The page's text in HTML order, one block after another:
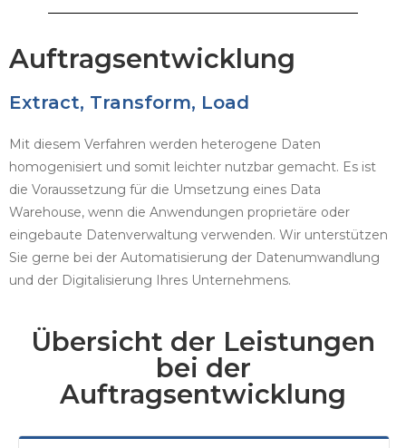
Auftragsentwicklung
Extract, Transform, Load
Mit diesem Verfahren werden heterogene Daten
homogenisiert und somit leichter nutzbar gemacht. Es ist
die Voraussetzung für die Umsetzung eines Data
Warehouse, wenn die Anwendungen proprietäre oder
eingebaute Datenverwaltung verwenden. Wir unterstützen
Sie gerne bei der Automatisierung der Datenumwandlung
und der Digitalisierung Ihres Unternehmens.
Übersicht der Leistungen
bei der
Auftragsentwicklung